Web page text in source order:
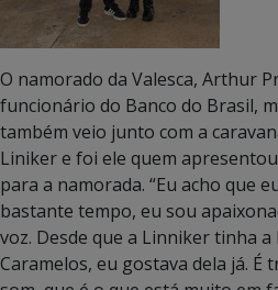
O namorado da Valesca, Arthur
funcionário do Banco do Brasil,
também veio junto com a
Liniker e foi ele quem
para a namorada. “Eu acho que
bastante tempo, eu sou
voz. Desde que a Linniker tinha
Caramelos, eu gostava dela já. É